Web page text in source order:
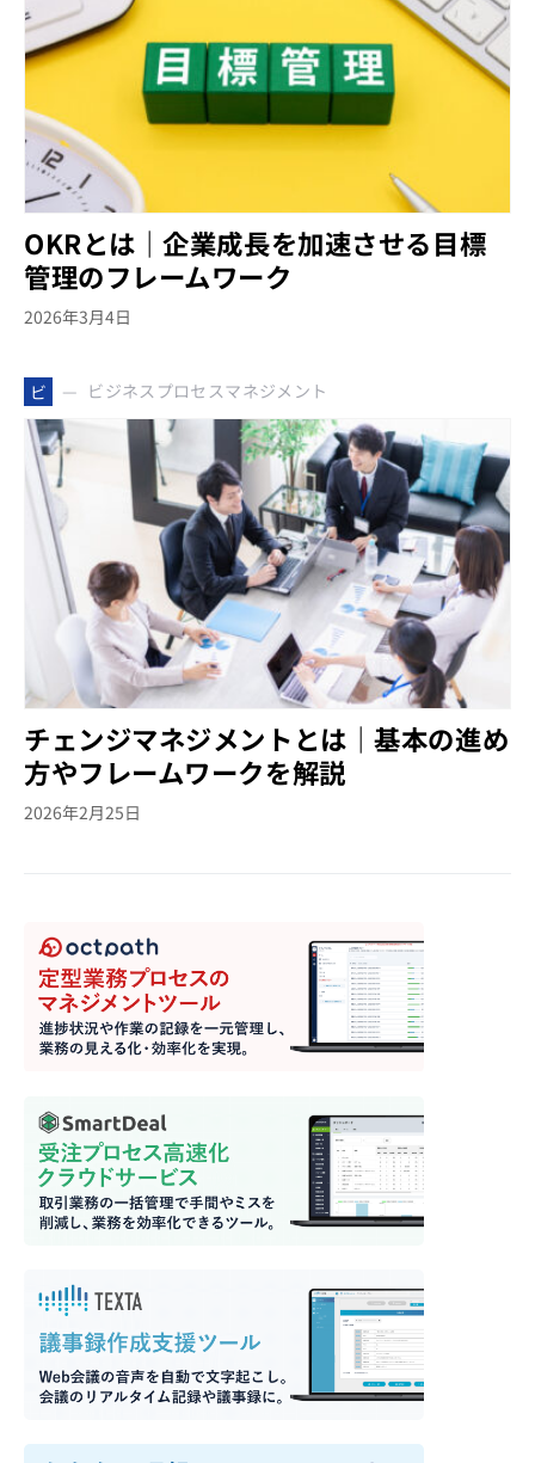
OKRとは｜企業成長を加速させる目標
管理のフレームワーク
2026年3月4日
ビ ビジネスプロセスマネジメント
チェンジマネジメントとは｜基本の進め
方やフレームワークを解説
2026年2月25日